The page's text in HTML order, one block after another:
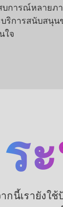
บการณ์หลายภ
ริการสนับสนุน
ใจ
ร
กนี้เรายังใ